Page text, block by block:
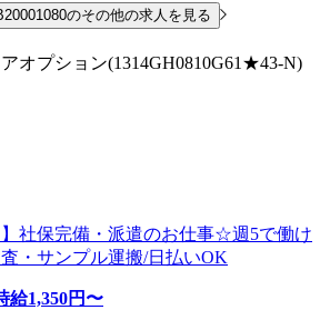
のその他の求人を見る
オプション(1314GH0810G61★43-N)
】社保完備・派遣のお仕事☆週5で働け
・サンプル運搬/日払いOK
給1,350円〜